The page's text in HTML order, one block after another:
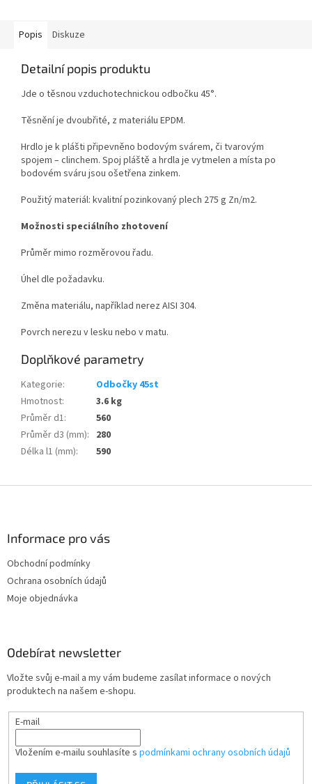
Popis Diskuze
Detailní popis produktu
Jde o těsnou vzduchotechnickou odbočku 45°.
Těsnění je dvoubřité, z materiálu EPDM.
Hrdlo je k plášti připevněno bodovým svárem, či tvarovým
spojem – clinchem. Spoj pláště a hrdla je vytmelen a místa po
bodovém sváru jsou ošetřena zinkem.
Použitý materiál: kvalitní pozinkovaný plech 275 g Zn/m2.
Možnosti speciálního zhotovení
Průměr mimo rozměrovou řadu.
Úhel dle požadavku.
Změna materiálu, například nerez AISI 304.
Povrch nerezu v lesku nebo v matu.
Doplňkové parametry
Kategorie:
Odbočky 45st
Hmotnost:
3.6 kg
Průměr d1:
560
Průměr d3 (mm): 280
Délka l1 (mm): 590
Informace pro vás
Obchodní podmínky
Ochrana osobních údajů
Moje objednávka
Odebírat newsletter
Vložte svůj e-mail a my vám budeme zasílat informace o nových
produktech na našem e-shopu.
E-mail
Vložením e-mailu souhlasíte s podmínkami ochrany osobních údajů